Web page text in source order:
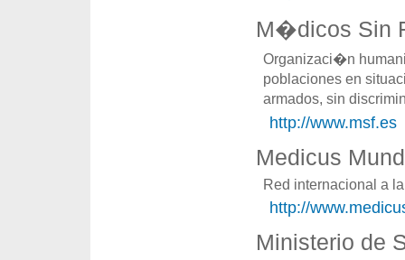
M�dicos Sin
Organizaci�n
poblaciones en
armados, sin
http://www.msf.es
Medicus
Red internacional a
http://
Ministerio de